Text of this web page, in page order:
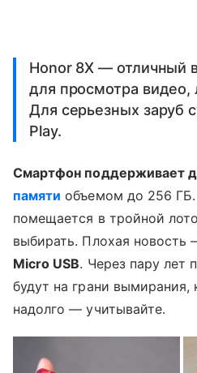
Honor 8X — отличный
для просмотра видео,
Для серьезных заруб
Play.
Смартфон поддерживает
памяти объемом до 256 ГБ.
помещается в тройной
выбирать. Плохая новость
Micro USB. Через пару лет
будут на грани вымирания,
надолго — учитывайте.